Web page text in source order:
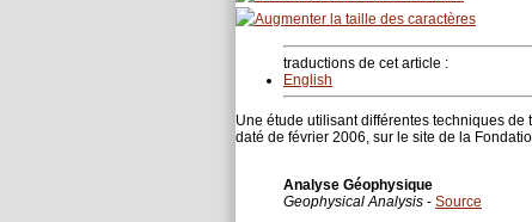
traductions de cet article :
English
Une étude utilisant différentes techniques
daté de février 2006, sur le site de la
Analyse Géophysique
Geophysical Analysis - Source